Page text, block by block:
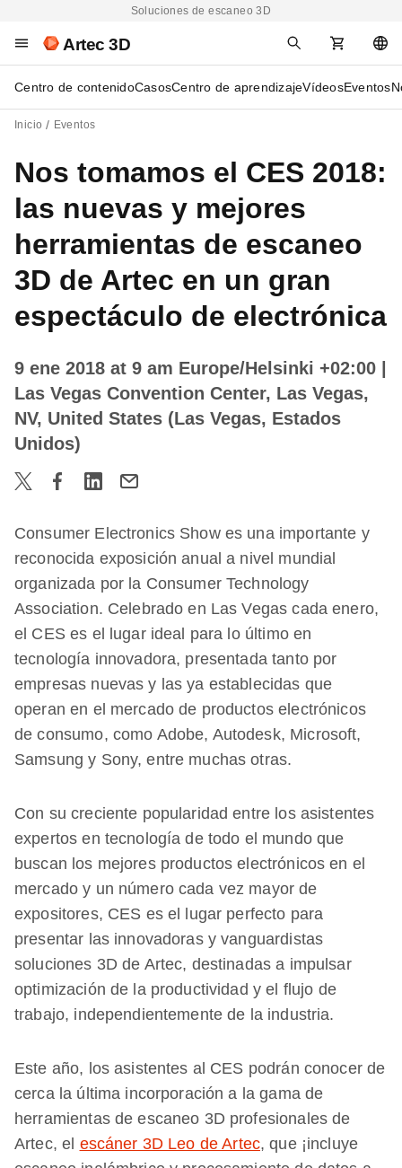
Soluciones de escaneo 3D
Artec 3D
Centro de contenidoCasosCentro de aprendizajeVídeosEventos
Inicio Eventos
Nos tomamos el CES 2018:
las nuevas y mejores
herramientas de escaneo
3D de Artec en un gran
espectáculo de electrónica
9 ene 2018 at 9 am Europe/Helsinki +02:00
Las Vegas Convention Center, Las Vegas,
NV, United States (Las Vegas, Estados
Unidos)
Consumer Electronics Show es una importante y
reconocida exposición anual a nivel mundial
organizada por la Consumer Technology
Association. Celebrado en Las Vegas cada enero,
el CES es el lugar ideal para lo último en
tecnología innovadora, presentada tanto por
empresas nuevas y las ya establecidas que
operan en el mercado de productos electrónicos
de consumo, como Adobe, Autodesk, Microsoft,
Samsung y Sony, entre muchas otras.
Con su creciente popularidad entre los asistentes
expertos en tecnología de todo el mundo que
buscan los mejores productos electrónicos en el
mercado y un número cada vez mayor de
expositores, CES es el lugar perfecto para
presentar las innovadoras y vanguardistas
soluciones 3D de Artec, destinadas a impulsar
optimización de la productividad y el flujo de
trabajo, independientemente de la industria.
Este año, los asistentes al CES podrán conocer de
cerca la última incorporación a la gama de
herramientas de escaneo 3D profesionales de
Artec, el escáner 3D Leo de Artec, que ¡incluye